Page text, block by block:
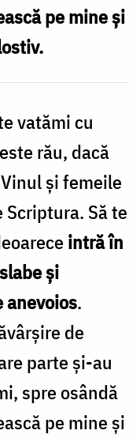
pe mine și
vatămi cu
rău, dacă
şi femeile
Să te
intră în
şi
anevoios.
de
parte şi-au
spre osândă
pe mine şi